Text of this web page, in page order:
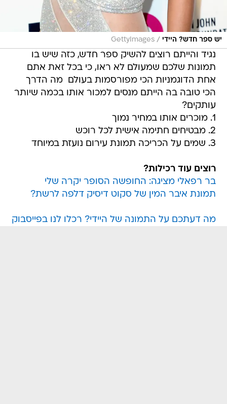
יש ספר חדש? היידי /
GettyImages
נגיד והייתם רוצים להשיק ספר חדש, כזה שיש בו
תמונות שלכם שמעולם לא ראו, כי בכל זאת אתם
אחת הדוגמניות הכי מפורסמות בעולם  מה הדרך
הכי טובה בה הייתם מנסים למכור אותו בכמה שיותר
עותקים?
1. מוכרים אותו במחיר נמוך
2. מבטיחים חתימה אישית לכל רוכש
3. שמים על הכריכה תמונת עירום נועזת במיוחד
רוצים עוד רכילות?
בר רפאלי מציגה: החופשה הסופר יקרה שלי
תמונת איבר המין של סקוט דיסיק דלפה לרשת?
מה דעתכם על התמונה של היידי? רכלו לנו בפייסבוק